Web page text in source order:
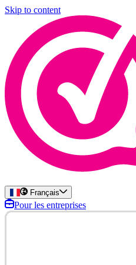
Skip to content
Français
Pour les entreprises